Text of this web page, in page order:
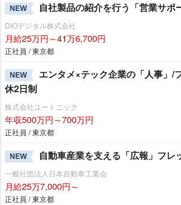
NEW 自社製品の紹介を行う「営業サポ
DIOデジタル株式会社
月給25万円～41万6,700円
正社員 / 東京都
NEW
エンタメ×テック企業の「人事」/
休2日制
株式会社ユートニック
年収500万円～700万円
正社員 / 東京都
NEW 自動車産業を支える「広報」フレ
一般社団法人日本自動車工業会
月給25万7,000円～
正社員 / 東京都